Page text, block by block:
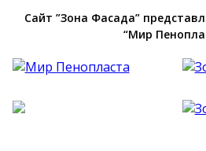
Сайт ”Зона Фасада”
“Мир